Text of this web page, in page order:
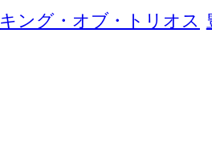
キング・オブ・トリオス